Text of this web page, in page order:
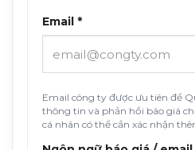
Email *
Email công ty được ưu tiên để
thông tin và phản hồi báo giá
cá nhân có thể cần xác nhận